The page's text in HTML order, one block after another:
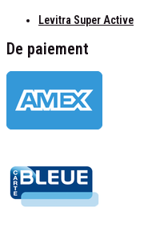
Levitra Super Active
De paiement